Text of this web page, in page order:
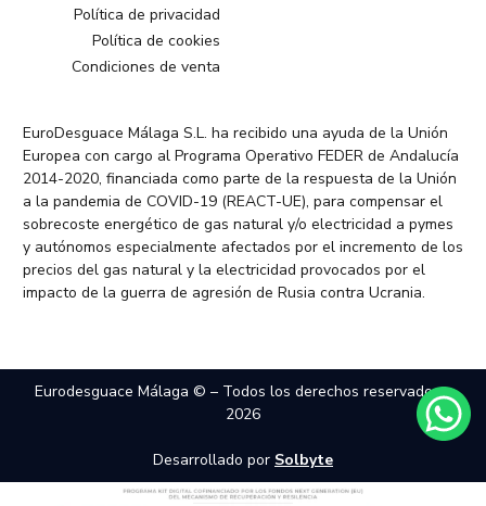
Política de privacidad
Política de cookies
Condiciones de venta
EuroDesguace Málaga S.L. ha recibido una ayuda de la Unión
Europea con cargo al Programa Operativo FEDER de Andalucía
2014-2020, financiada como parte de la respuesta de la Unión
a la pandemia de COVID-19 (REACT-UE), para compensar el
sobrecoste energético de gas natural y/o electricidad a pymes
y autónomos especialmente afectados por el incremento de los
precios del gas natural y la electricidad provocados por el
impacto de la guerra de agresión de Rusia contra Ucrania.
Eurodesguace Málaga © – Todos los derechos reservados –
2026
Desarrollado por Solbyte